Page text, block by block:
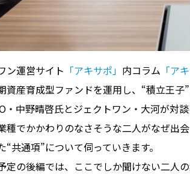
ン運営サイト 「アキサポ」 内コラム 「ア
資産育成型ファンドを運用し、“積立王
・中野晴啓氏とジェクトワン・大河が対談
種でかかわりのなさそうな二人がなぜ出
“共通項”について伺っていきます。
定の後編では、ここでしか聞けない二人